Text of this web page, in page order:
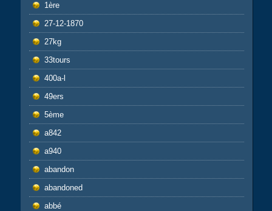
1ère
27-12-1870
27kg
33tours
400a-l
49ers
5ème
a842
a940
abandon
abandoned
abbé